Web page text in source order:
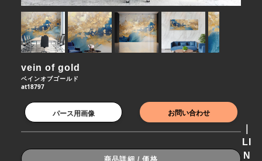
vein of gold
ベインオブゴールド
at18797
パース用画像 お問い合わせ
LI
N